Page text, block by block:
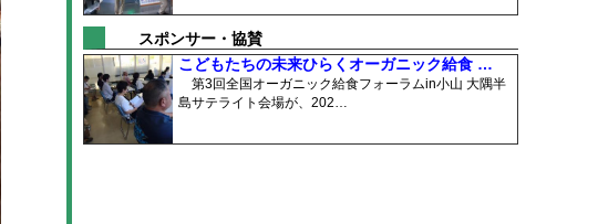
スポンサー・協賛
こどもたちの未来ひらくオーガニック給食 …
第3回全国オーガニック給食フォーラムin小山 大隅半
島サテライト会場が、202…